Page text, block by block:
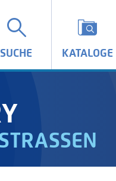
SUCHE KATALOGE